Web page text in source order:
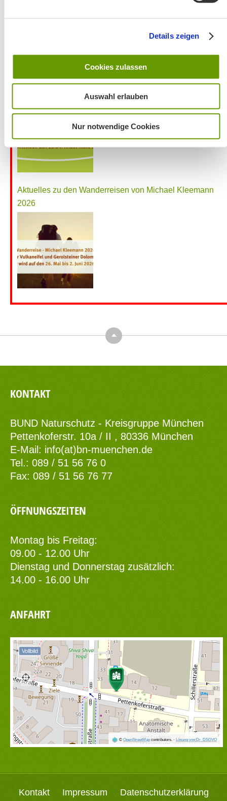
Details zeigen
Cookies zulassen
Auswahl erlauben
Nur notwendige Cookies
Wanderung entfällt
Aktuelles zu den Wanderreisen von Michael Kleemann
2026
Top
KONTAKT
BUND Naturschutz - Kreisgruppe München
Pettenkoferstr. 10a / II , 80336 München
E-Mail: info(at)bn-muenchen.de
Tel.: 089 / 51 56 76 0
Fax: 089 / 51 56 76 77
ÖFFNUNGSZEITEN
Montag bis Freitag:
09.00 - 12.00 Uhr
Dienstag und Donnerstag zusätzlich:
14.00 - 16.00 Uhr
ANFAHRT
© OpenStreetMapcontributors. · Lösung von Dr. DSGVO
Vollbild
Kontakt Impressum Datenschutzerklärung